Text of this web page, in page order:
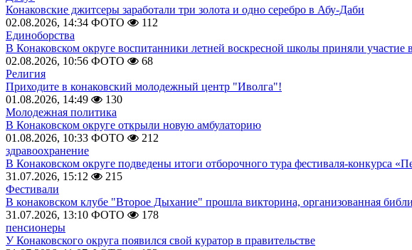
Конаковские джитсеры заработали три золота и одно серебро в Абу-Даби
02.08.2026, 14:34 ФОТО
112
Единоборства
В Конаковском округе воспитанники летней воскресной школы приняли участие
02.08.2026, 10:56 ФОТО
68
Религия
Приходите в конаковский молодежный центр "Иволга"!
01.08.2026, 14:49
130
Молодежная политика
В Конаковском округе открыли новую амбулаторию
01.08.2026, 10:33 ФОТО
212
здравоохранение
В Конаковском округе подведены итоги отборочного тура фестиваля-конкурса
31.07.2026, 15:12
215
Фестивали
В конаковском клубе "Второе Дыхание" прошла викторина, организованная
31.07.2026, 13:10 ФОТО
178
пенсионеры
У Конаковского округа появился свой куратор в правительстве